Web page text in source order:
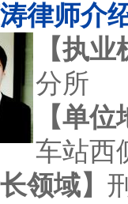
律师介
【执
分所
【单
车站西
领域】